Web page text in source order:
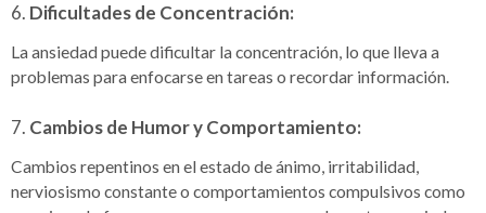
6. Dificultades de Concentración:
La ansiedad puede dificultar la concentración, lo que lleva a
problemas para enfocarse en tareas o recordar información.
7. Cambios de Humor y Comportamiento:
Cambios repentinos en el estado de ánimo, irritabilidad,
nerviosismo constante o comportamientos compulsivos como